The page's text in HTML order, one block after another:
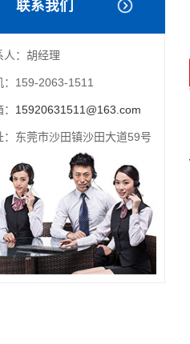
联系我们
人：胡经理
：159-2063-1511
15920631511@163.com
：东莞市沙田镇沙田大道59号